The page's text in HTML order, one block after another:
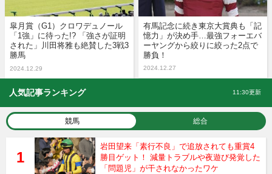
皐月賞（G1）クロワデュノール
「1強」に待った!? 「強さが証明
された」川田将雅も絶賛した3戦3
勝馬
2024.12.29
有馬記念に続き東京大賞典も「記
憶力」が決め手…最強フォーエバ
ーヤングから絞りに絞った2点で
勝負！
2024.12.27
人気記事ランキング 11:30更新
競馬 総合
岩田望来「素行不良」で追放されても重賞4
勝目ゲット！ 減量トラブルや夜遊び発覚した
「問題児」が干されなかったワケ